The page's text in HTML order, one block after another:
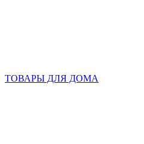
ТОВАРЫ ДЛЯ ДОМА